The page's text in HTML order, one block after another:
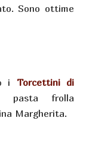
Sono ottime
i Torcettini di
pasta frolla
Margherita.